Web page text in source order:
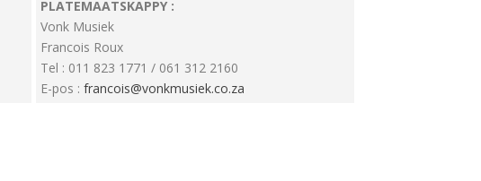
PLATEMAATSKAPPY :
Vonk Musiek
Francois Roux
Tel : 011 823 1771 / 061 312 2160
E-pos : francois@vonkmusiek.co.za